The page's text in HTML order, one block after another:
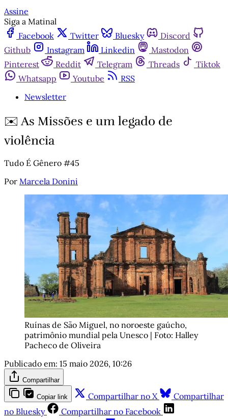
Assine
Siga a Matinal
Facebook
Twitter Bluesky
Discord
Github
Instagram Linkedin
Mastodon
Pinterest
Reddit Telegram Threads
Tiktok
Whatsapp
Youtube
RSS
Newsletter
✉️ As Missões e um legado de
violência
Tudo É Gênero #45
Por Marcela Donini
Ruínas de São Miguel, no noroeste gaúcho,
patrimônio mundial pela Unesco | Foto: Halley
Pacheco de Oliveira
Publicado em: 15 maio 2026, 10:26
Compartilhar
Copiar link Compartilhar no X
Compartilhar
no Bluesky
Compartilhar no Facebook